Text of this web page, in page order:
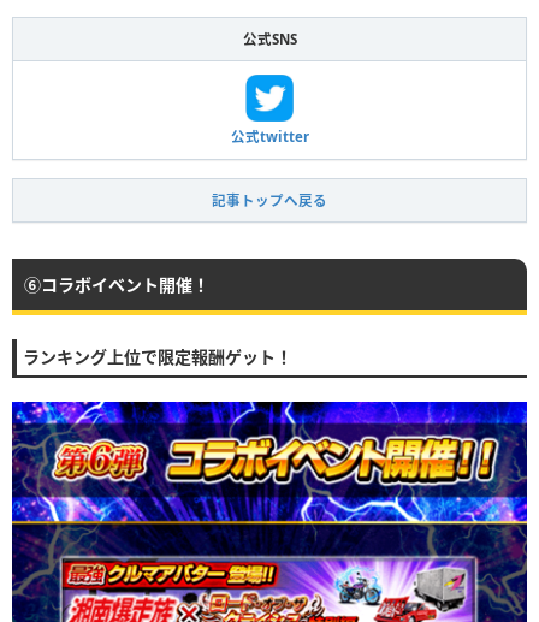
公式SNS
公式twitter
記事トップへ戻る
⑥コラボイベント開催！
ランキング上位で限定報酬ゲット！